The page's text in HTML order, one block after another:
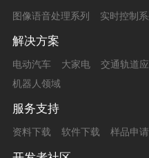
图像语音处理系列 实时控制系
解决方案
电动汽车 大家电 交通轨道
机器人领域
服务支持
资料下载 软件下载 样品申请